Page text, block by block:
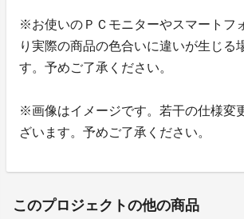
※お使いのＰＣモニターやスマートフ
り実際の商品の色合いに違いが生じる
す。予めご了承ください。
※画像はイメージです。若干の仕様変
ざいます。予めご了承ください。
このプロジェクトの他の商品